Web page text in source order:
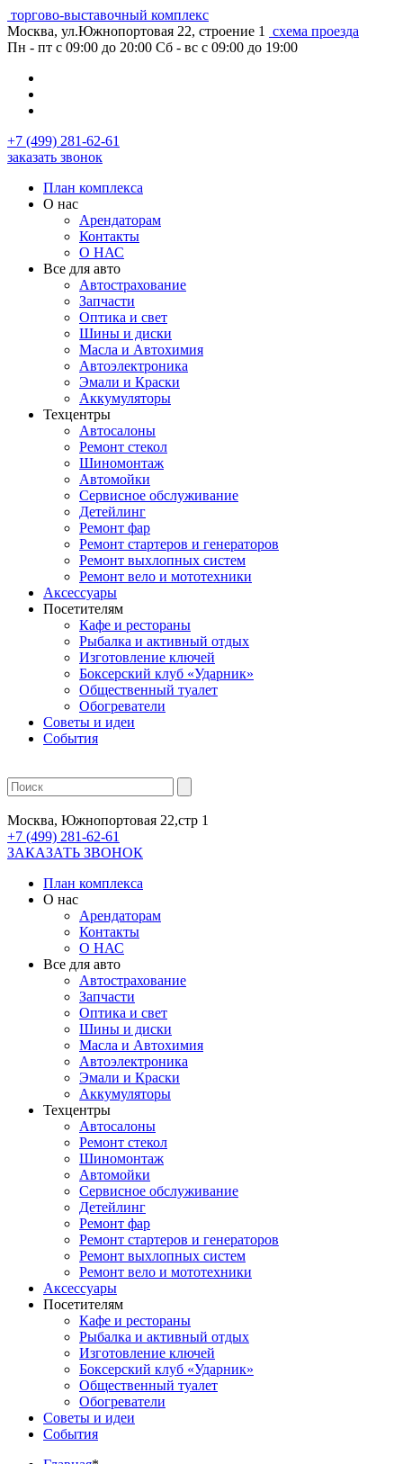
торгово-выставочный комплекс
Москва, ул.Южнопортовая 22, строение 1
схема проезда
Пн - пт с 09:00 до 20:00 Сб - вс с 09:00 до 19:00
+7 (499) 281-62-61
заказать звонок
План комплекса
О нас
Арендаторам
Контакты
О НАС
Все для авто
Автострахование
Запчасти
Оптика и свет
Шины и диски
Масла и Автохимия
Автоэлектроника
Эмали и Краски
Аккумуляторы
Техцентры
Автосалоны
Ремонт стекол
Шиномонтаж
Автомойки
Сервисное обслуживание
Детейлинг
Ремонт фар
Ремонт стартеров и генераторов
Ремонт выхлопных систем
Ремонт вело и мототехники
Аксессуары
Посетителям
Кафе и рестораны
Рыбалка и активный отдых
Изготовление ключей
Боксерский клуб «Ударник»
Общественный туалет
Обогреватели
Советы и идеи
События
Москва, Южнопортовая 22,стр 1
+7 (499) 281-62-61
ЗАКАЗАТЬ ЗВОНОК
План комплекса
О нас
Арендаторам
Контакты
О НАС
Все для авто
Автострахование
Запчасти
Оптика и свет
Шины и диски
Масла и Автохимия
Автоэлектроника
Эмали и Краски
Аккумуляторы
Техцентры
Автосалоны
Ремонт стекол
Шиномонтаж
Автомойки
Сервисное обслуживание
Детейлинг
Ремонт фар
Ремонт стартеров и генераторов
Ремонт выхлопных систем
Ремонт вело и мототехники
Аксессуары
Посетителям
Кафе и рестораны
Рыбалка и активный отдых
Изготовление ключей
Боксерский клуб «Ударник»
Общественный туалет
Обогреватели
Советы и идеи
События